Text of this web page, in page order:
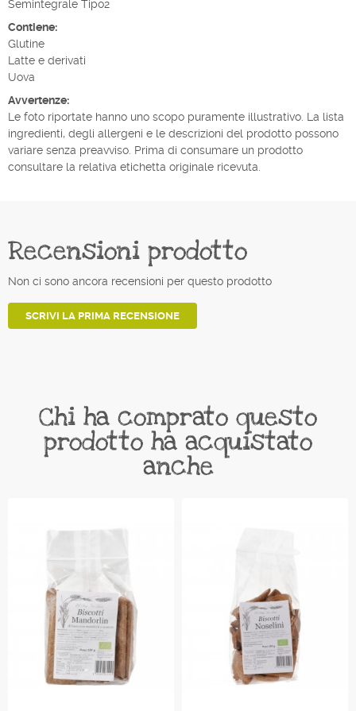
Semintegrale Tipo2
Contiene:
Glutine
Latte e derivati
Uova
Avvertenze:
Le foto riportate hanno uno scopo puramente illustrativo. La lista
ingredienti, degli allergeni e le descrizioni del prodotto possono
variare senza preavviso. Prima di consumare un prodotto
consultare la relativa etichetta originale ricevuta.
Recensioni prodotto
Non ci sono ancora recensioni per questo prodotto
SCRIVI LA PRIMA RECENSIONE
Chi ha comprato questo
prodotto ha acquistato
anche